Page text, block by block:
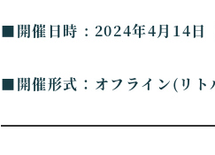
■開催日時 : 2024年4月14日
■開催形式：オフライン(リ